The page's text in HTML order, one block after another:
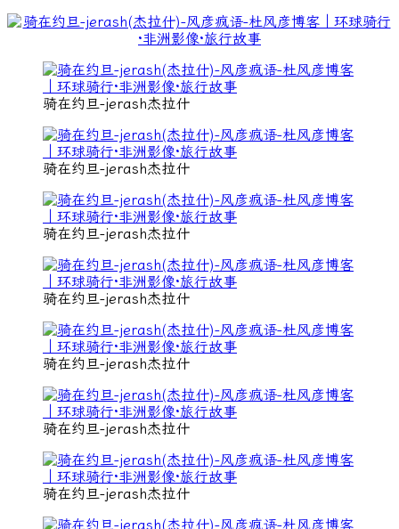
骑在约旦-jerash杰拉什
骑在约旦-jerash杰拉什
骑在约旦-jerash杰拉什
骑在约旦-jerash杰拉什
骑在约旦-jerash杰拉什
骑在约旦-jerash杰拉什
骑在约旦-jerash杰拉什